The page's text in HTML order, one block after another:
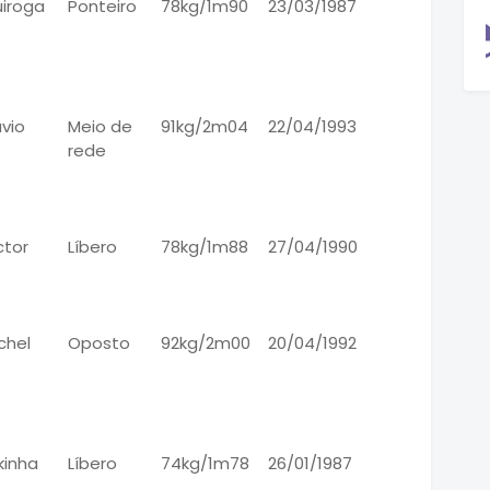
Ponteiro 78kg/1m90 23/03/1987
Meio de
rede
91kg/2m04 22/04/1993
Líbero 78kg/1m88 27/04/1990
Oposto 92kg/2m00 20/04/1992
Líbero 74kg/1m78 26/01/1987